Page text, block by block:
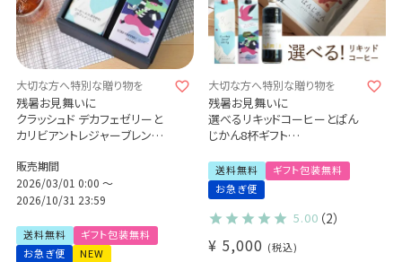
大切な方へ特別な贈り物を
残暑お見舞いに
クラッシュド デカフェゼリーと
カリビアントレジャーブレンド 2
特別なコーヒーギフト Qグレー
ダー厳選 スペシャルティコー
ヒー豆使用
ー
プレゼント(l)
販売期間
2026/03/01 0:00 〜
2026/10/31 23:59
送料無料
ギフト包装無料
お急ぎ便
NEW
大切な方へ特別な贈り物を
残暑お見舞いに
選べるリキッドコーヒーとぱん
じかん8杯ギフト
ーヒー / カフェオレの素 / ドリ
ップコーヒー
特別なコーヒーギフト Qグレー
ダー厳選 スペシャルティコー
送料無料
ギフト包装無料
お急ぎ便
5.00 （2）
¥ 5,000 税込